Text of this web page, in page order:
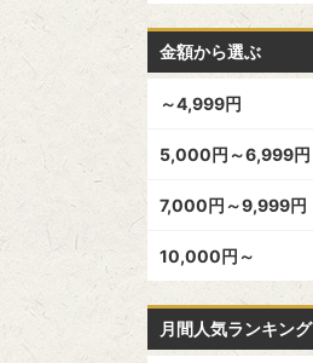
金額から選ぶ
～4,999円
5,000円～6,999円
7,000円～9,999円
10,000円～
月間人気ランキング